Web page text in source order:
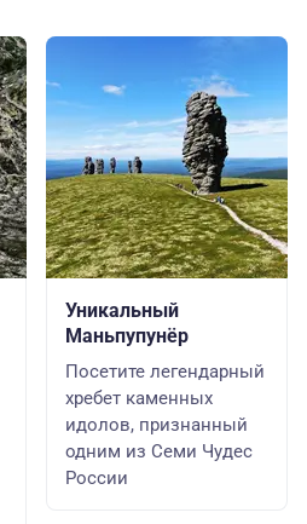
Уникальный
Маньпупунёр
Посетите легендарный
хребет каменных
идолов, признанный
одним из Семи Чудес
России